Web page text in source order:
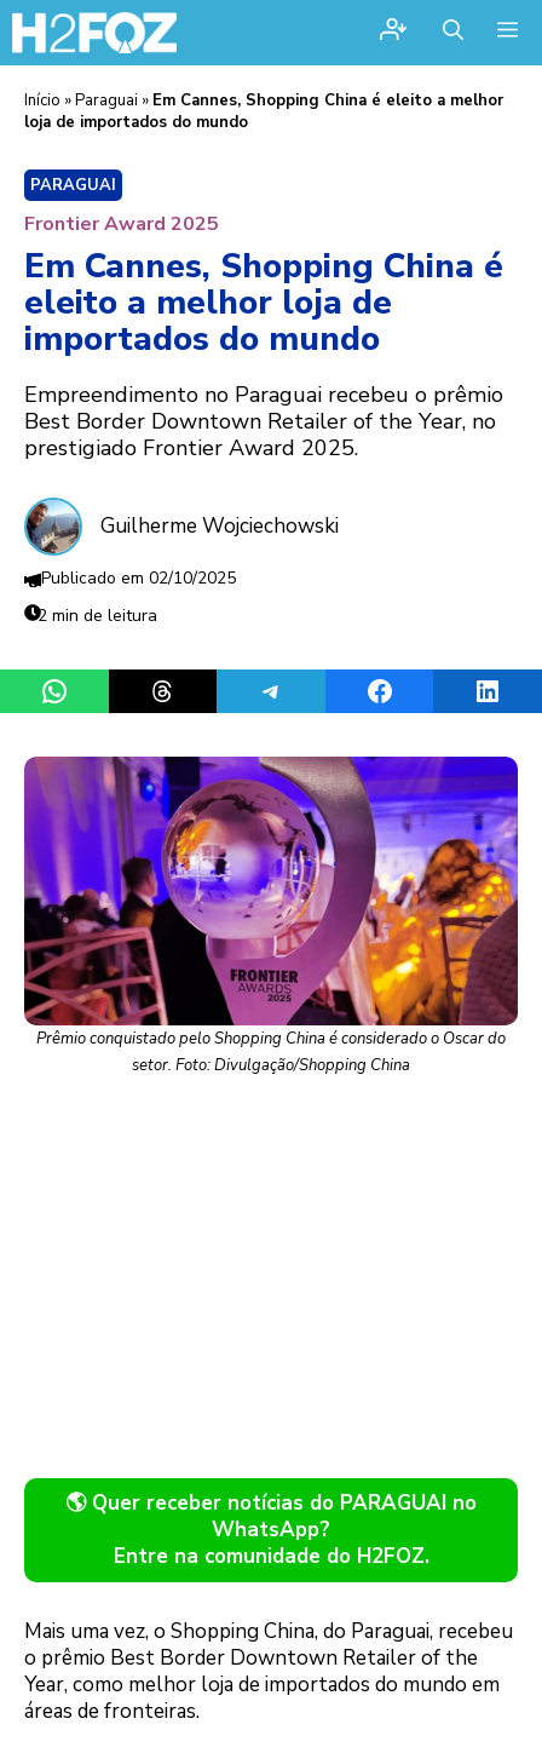
Início »Paraguai » Em Cannes, Shopping China é eleito a melhor
loja de importados do mundo
PARAGUAI
Frontier Award 2025
Em Cannes, Shopping China é
eleito a melhor loja de
importados do mundo
Empreendimento no Paraguai recebeu o prêmio
Best Border Downtown Retailer of the Year, no
prestigiado Frontier Award 2025.
Guilherme Wojciechowski
02/10/2025
2 min de leitura
Share on WhatsAppShare on ThreadsShare on TelegramShare on Facebook
Prêmio conquistado pelo Shopping China é considerado o Oscar do
setor. Foto: Divulgação/Shopping China
🌎 Quer receber notícias do PARAGUAI no
WhatsApp?
Entre na comunidade do H2FOZ.
Mais uma vez, o Shopping China, do Paraguai, recebeu
o prêmio Best Border Downtown Retailer of the
Year, como melhor loja de importados do mundo em
áreas de fronteiras.